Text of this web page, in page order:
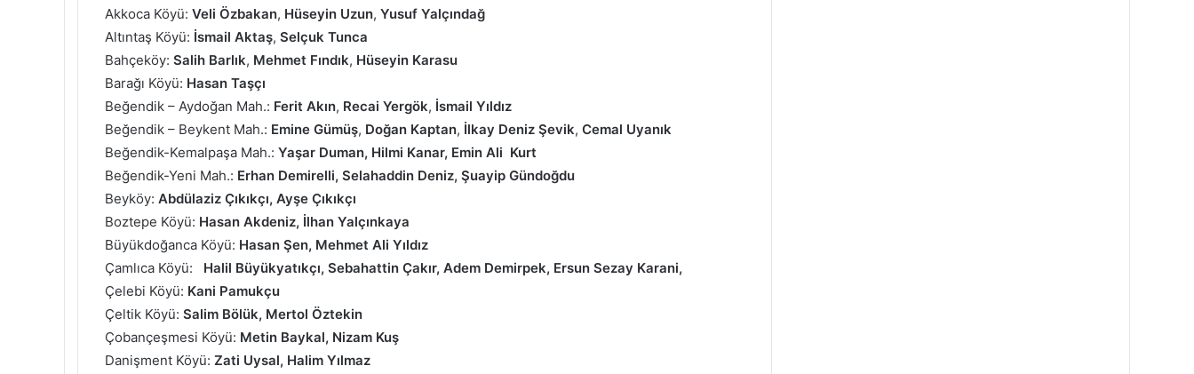
Akkoca Köyü: Veli Özbakan, Hüseyin Uzun, Yusuf Yalçındağ
Altıntaş Köyü: İsmail Aktaş, Selçuk Tunca
Bahçeköy: Salih Barlık, Mehmet Fındık, Hüseyin Karasu
Barağı Köyü: Hasan Taşçı
Beğendik – Aydoğan Mah.: Ferit Akın, Recai Yergök, İsmail Yıldız
Beğendik – Beykent Mah.: Emine Gümüş, Doğan Kaptan, İlkay Deniz Şevik, Cemal Uyanık
Beğendik-Kemalpaşa Mah.: Yaşar Duman, Hilmi Kanar, Emin Ali Kurt
Beğendik-Yeni Mah.: Erhan Demirelli, Selahaddin Deniz, Şuayip Gündoğdu
Beyköy: Abdülaziz Çıkıkçı, Ayşe Çıkıkçı
Boztepe Köyü: Hasan Akdeniz, İlhan Yalçınkaya
Büyükdoğanca Köyü: Hasan Şen, Mehmet Ali Yıldız
Çamlıca Köyü: Halil Büyükyatıkçı, Sebahattin Çakır, Adem Demirpek, Ersun Sezay Karani,
Çelebi Köyü: Kani Pamukçu
Çeltik Köyü: Salim Bölük, Mertol Öztekin
Çobançeşmesi Köyü: Metin Baykal, Nizam Kuş
Danişment Köyü: Zati Uysal, Halim Yılmaz